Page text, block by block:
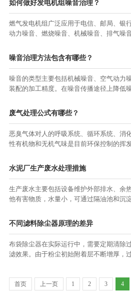
如何做好发电机组噪音治理？
燃气发电机组广泛应用于电信、邮局、银
动力噪音、燃烧噪音、机械噪音、排气噪
噪音治理方法包含有哪些？
噪音的类型主要包括机械噪音、空气动力
装配的加工精度。在噪音传播途径上降低
废气处理公式有哪些？
恶臭气体对人的呼吸系统、循环系统、消
性有机物和无机气味是目前环保控制的挥
水泥厂生产废水处理措施
生产废水主要包括设备维护外部排水、余
他有害物质，水量小，可通过隔油池和沉
不同滤料除尘器原理的差异
布袋除尘器在实际运行中，需要定期清除
滤效果。由于粉尘初始附着层不断增厚，
首页 上一页 1 2 3 4